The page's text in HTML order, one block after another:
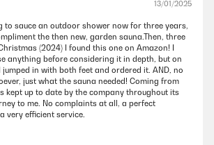
13/01/2025
to sauce an outdoor shower now for three years,
the then new, garden sauna.Then, three
(2024) I found this one on Amazon! I
anything before considering it in depth, but on
in with both feet and ordered it. AND, no
just what the sauna needed! Coming from
kept up to date by the company throughout its
to me. No complaints at all, a perfect
very efficient service.